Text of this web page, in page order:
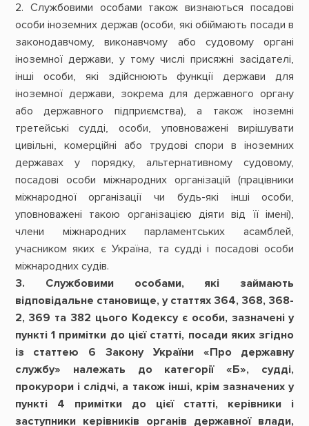
2. Службовими особами також визнаються посадові
особи іноземних держав (особи, які обіймають посади в
законодавчому, виконавчому або судовому органі
іноземної держави, у тому числі присяжні засідателі,
інші особи, які здійснюють функції держави для
іноземної держави, зокрема для державного органу
або державного підприємства), а також іноземні
третейські судді, особи, уповноважені вирішувати
цивільні, комерційні або трудові спори в іноземних
державах у порядку, альтернативному судовому,
посадові особи міжнародних організацій (працівники
міжнародної організації чи будь-які інші особи,
уповноважені такою організацією діяти від її імені),
члени міжнародних парламентських асамблей,
учасником яких є Україна, та судді і посадові особи
міжнародних судів.
3. Службовими особами, які займають
відповідальне становище, у статтях 364, 368, 368-
2, 369 та 382 цього Кодексу є особи, зазначені у
пункті 1 примітки до цієї статті, посади яких згідно
із статтею 6 Закону України «Про державну
службу» належать до категорії «Б», судді,
прокурори і слідчі, а також інші, крім зазначених у
пункті 4 примітки до цієї статті, керівники і
заступники керівників органів державної влади,